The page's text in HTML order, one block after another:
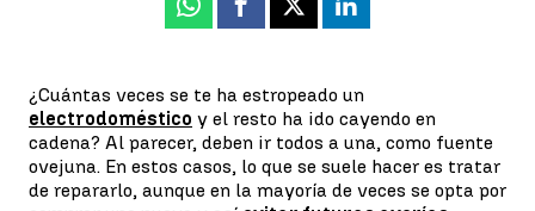
Whatsapp
Facebook
X Linkedin
¿Cuántas veces se te ha estropeado un
electrodoméstico y el resto ha ido cayendo en
cadena? Al parecer, deben ir todos a una, como fuente
ovejuna. En estos casos, lo que se suele hacer es tratar
de repararlo, aunque en la mayoría de veces se opta por